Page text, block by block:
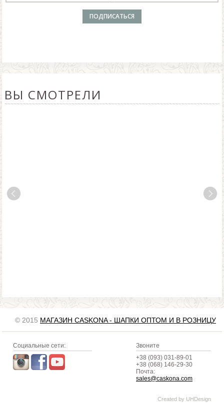
ВЫ СМОТРЕЛИ
© 2015 МАГАЗИН CASKONA - ШАПКИ ОПТОМ И В РОЗНИЦУ
Социальные сети:
Звоните
+38 (093) 031-89-01
+38 (068) 146-29-30
Почта:
sales@caskona.com
Created by UHDesign